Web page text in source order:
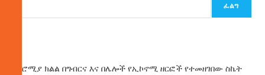
ፈልግ
በኦሮሚያ ክልል በግብርና እና በሌሎች የኢኮኖሚ ዘርፎች የተመዘገበው ስኬት